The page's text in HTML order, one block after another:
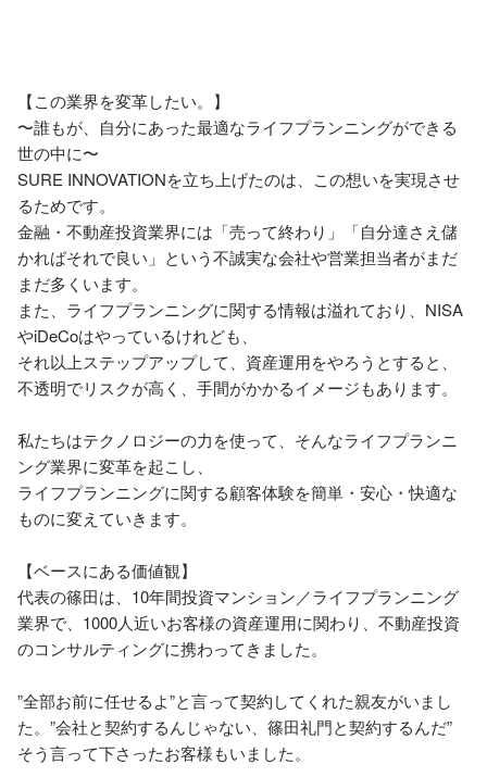
【この業界を変革したい。】
〜誰もが、自分にあった最適なライフプランニングができる
世の中に〜
SURE INNOVATIONを立ち上げたのは、この想いを実現させ
るためです。
金融・不動産投資業界には「売って終わり」「自分達さえ儲
かればそれで良い」という不誠実な会社や営業担当者がまだ
まだ多くいます。
また、ライフプランニングに関する情報は溢れており、NISA
やiDeCoはやっているけれども、
それ以上ステップアップして、資産運用をやろうとすると、
不透明でリスクが高く、手間がかかるイメージもあります。
私たちはテクノロジーの力を使って、そんなライフプランニ
ング業界に変革を起こし、
ライフプランニングに関する顧客体験を簡単・安心・快適な
ものに変えていきます。
【ベースにある価値観】
代表の篠田は、10年間投資マンション／ライフプランニング
業界で、1000人近いお客様の資産運用に関わり、不動産投資
のコンサルティングに携わってきました。
”全部お前に任せるよ”と言って契約してくれた親友がいまし
た。”会社と契約するんじゃない、篠田礼門と契約するんだ”
そう言って下さったお客様もいました。